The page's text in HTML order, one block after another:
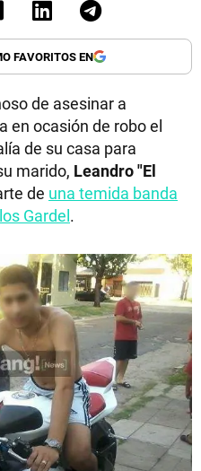
FAVORITOS EN
de asesinar a
en ocasión de robo el
de su casa para
marido, Leandro "El
de una temida banda
Gardel.